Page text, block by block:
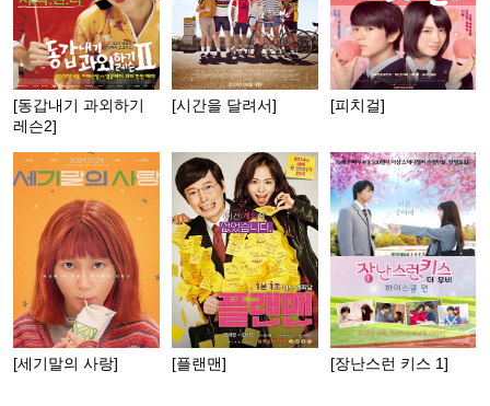
[동갑내기 과외하기
레슨2]
[시간을 달려서] [피치걸]
[세기말의 사랑] [플랜맨] [장난스런 키스 1]